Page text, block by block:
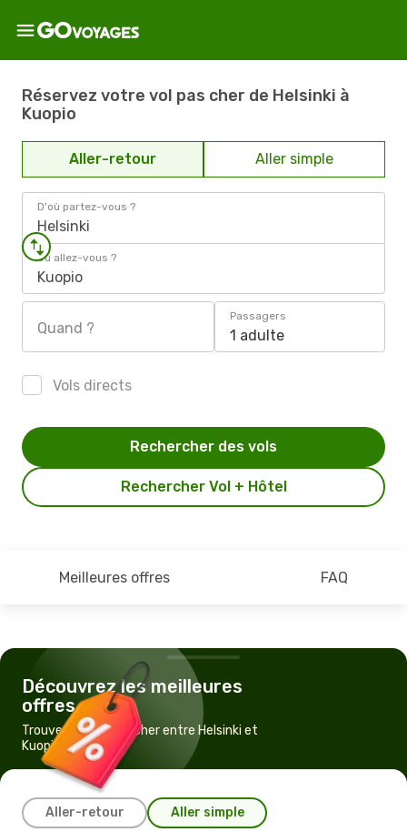
Réservez votre vol pas cher de Helsinki à
Kuopio
Aller-retour Aller simple
D'où partez-vous ?
Helsinki
Où allez-vous ?
Kuopio
Quand ?
Passagers
1 adulte
Vols directs
Rechercher Vol + Hôtel
Rechercher des vols
Meilleures offres FAQ
Découvrez les meilleures
offres
Trouvez un vol pas cher entre Helsinki et
Kuopio
Aller-retour Aller simple